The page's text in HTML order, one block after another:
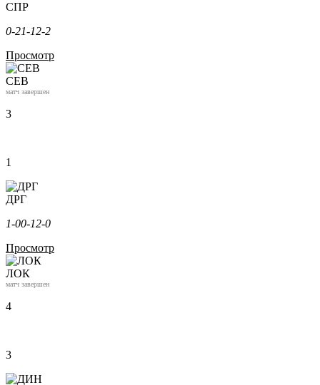
СПР
0-21-12-2
Просмотр
СЕВ
матч завершен
3
1
ДРГ
1-00-12-0
Просмотр
ЛОК
матч завершен
4
3